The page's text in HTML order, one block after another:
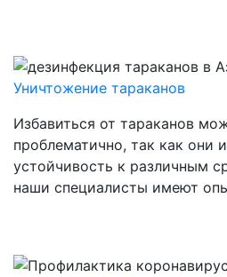
Заказать
Уничтожение тараканов
Избавиться от тараканов
проблематично, так как
устойчивость к различным
наши специалисты имеют